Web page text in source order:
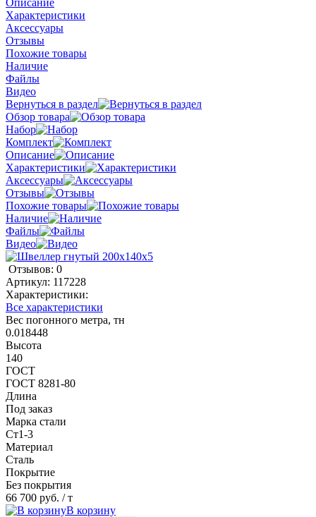
Характеристики
Аксессуары
Отзывы
Похожие товары
Наличие
Файлы
Видео
Вернуться в раздел
Обзор товара
Набор
Комплект
Описание
Характеристики
Аксессуары
Отзывы
Похожие товары
Наличие
Файлы
Видео
Отзывов: 0
Артикул: 117228
Характеристики:
Все характеристики
Вес погонного метра, тн
0.018448
Высота
140
ГОСТ
ГОСТ 8281-80
Длина
Под заказ
Марка стали
Ст1-3
Материал
Сталь
Покрытие
Без покрытия
66 700 руб. / т
В корзину